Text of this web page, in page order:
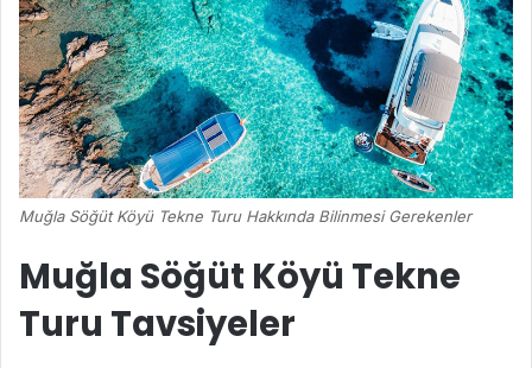
Muğla Söğüt Köyü Tekne Turu Hakkında Bilinmesi Gerekenler
Muğla Söğüt Köyü Tekne
Turu Tavsiyeler